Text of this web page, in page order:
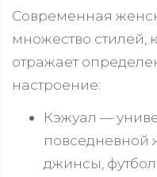
Современная
множество стилей,
отражает
настроение:
Кэжуал —
повседневной
джинсы,